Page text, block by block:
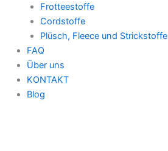
Frotteestoffe
Cordstoffe
Plüsch, Fleece und Strickstoffe
FAQ
Über uns
KONTAKT
Blog